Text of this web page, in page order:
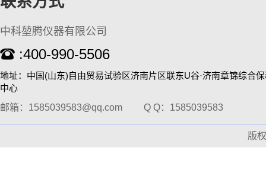
高通量全自动固相萃取仪
中科堃腾仪器有限公司
:400-990-5506
地址：中国(山东)自由贸易试验区济南片区联东U谷·济南章锦综合
中心
邮箱：1585039583@qq.com
Q Q：1585039583
版